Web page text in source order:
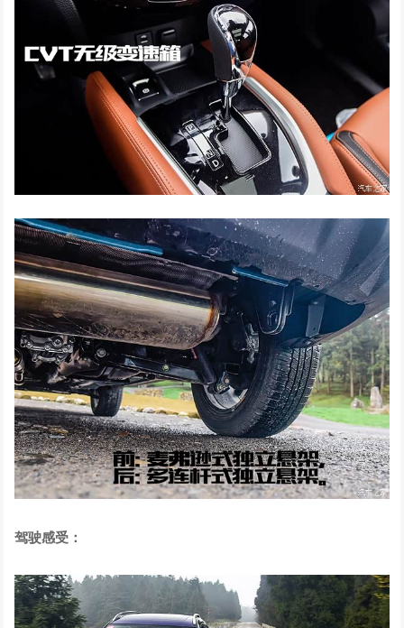
驾驶感受：